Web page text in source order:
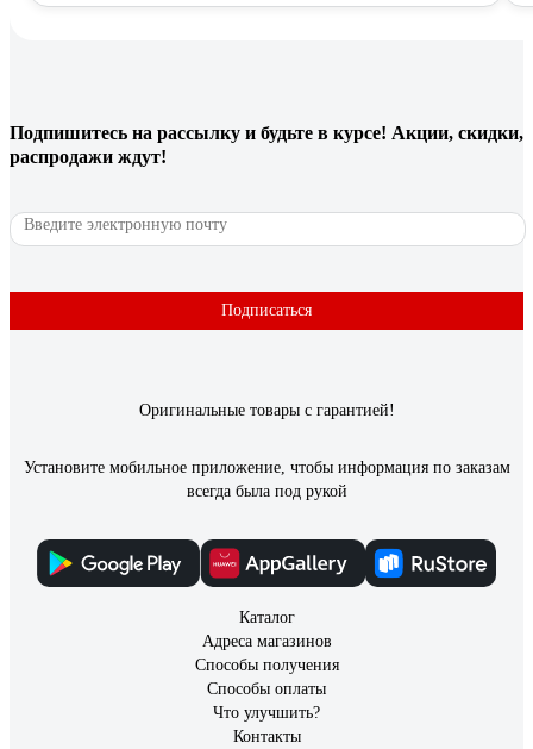
Подпишитесь на рассылку и будьте в курсе! Акции, скидки,
распродажи ждут!
Подписаться
Оригинальные товары с гарантией!
Установите мобильное приложение, чтобы информация по заказам
всегда была под рукой
Каталог
Адреса магазинов
Способы получения
Способы оплаты
Что улучшить?
Контакты